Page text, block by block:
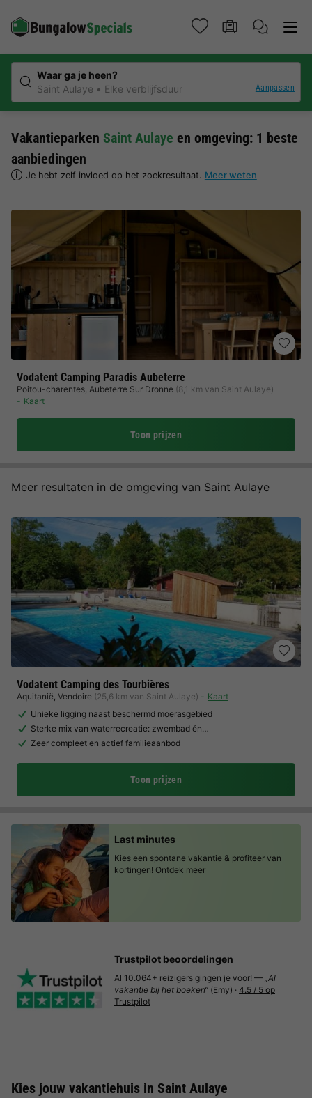
Waar ga je heen?
Saint Aulaye
Elke verblijfsduur Aanpassen
Vakantieparken Saint Aulaye en omgeving: 1 beste
aanbiedingen
Je hebt zelf invloed op het zoekresultaat. Meer weten
Vodatent Camping Paradis Aubeterre
Poitou-charentes, Aubeterre Sur Dronne (8,1 km van Saint Aulaye)
Kaart
Toon prijzen
Meer resultaten in de omgeving van Saint Aulaye
Vodatent Camping des Tourbières
Aquitanië, Vendoire (25,6 km van Saint Aulaye)
Kaart
Unieke ligging naast beschermd moerasgebied
Sterke mix van waterrecreatie: zwembad én…
Zeer compleet en actief familieaanbod
Toon prijzen
Last minutes
Kies een spontane vakantie & profiteer van
kortingen! Ontdek meer
Trustpilot beoordelingen
Al 10.064+ reizigers gingen je voor! — „Al
vakantie bij het boeken“ (Emy) · 4.5 / 5 op
Trustpilot
Kies jouw vakantiehuis in Saint Aulaye